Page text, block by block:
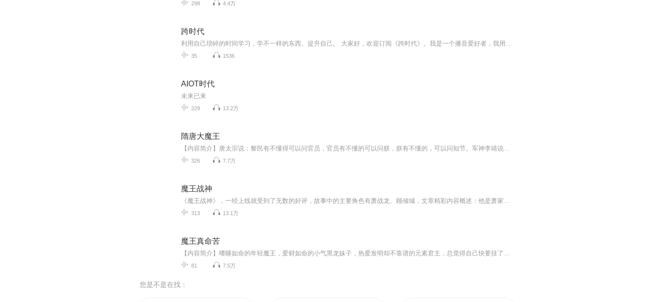
298 4.4万
跨时代
利用自己琐碎的时间学习，学不一样的东西。提升自己。 大家好，欢迎订阅《跨时代》。我是一个播音爱好者，我用声音来跟大家交流。生活，就是柴米油盐酱醋茶，就是你听我的，我听你的，面对困惑或黑暗时，我用声音来解困，你用微笑来温暖，让我们成为彼此灵...
35 1536
AIOT时代
未来已来
229 13.2万
隋唐大魔王
【内容简介】唐太宗说：黎民有不懂得可以问官员，官员有不懂的可以问朕，朕有不懂的，可以问知节。军神李靖说：古人云有天生而知之者，为知节也；吾当每日聆听教诲。罗士信和李元霸从门外探出了脑袋问：“大哥，咱们今天打哪一个？”【作者/主播】作者：话...
326 7.7万
魔王战神
《魔王战神》，一经上线就受到了无数的好评，故事中的主要角色有萧战龙、顾倾城，文章精彩内容概述：他是萧家大少，一场阴谋，让父母死在了车祸之中，父亲在弥留之际让他赶紧逃，但终究还是被人发现了踪迹。在被追杀之时，萧战龙遇到了一名女子，她救他于...
313 13.1万
魔王真命苦
【内容简介】嗜睡如命的年轻魔王，爱财如命的小气黑龙妹子，热爱发明却不靠谱的元素君主，总觉得自己快要挂了的六臂蛇魔……嗯，以上，就是征服世界的魔王军团，等会儿，那只萝莉又是哪来的？【作者/主播简介】作者：善水，网络小说作家。主播：慕色年华【...
81 7.5万
您是不是在找：